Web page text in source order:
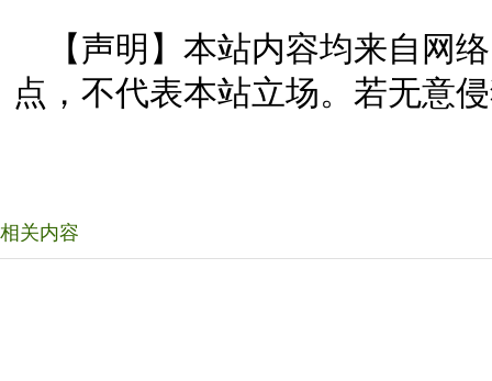
【声明】本站内容均来自网
点，不代表本站立场。若无意
相关内容